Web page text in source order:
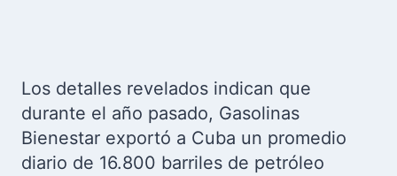
Los detalles revelados indican que
durante el año pasado, Gasolinas
Bienestar exportó a Cuba un promedio
diario de 16.800 barriles de petróleo